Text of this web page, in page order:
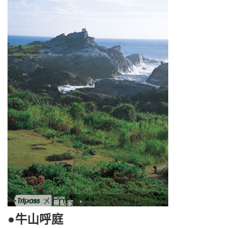
●牛山呼庭